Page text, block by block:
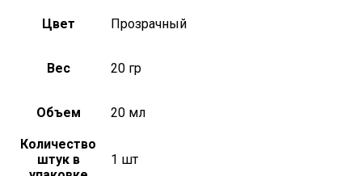
Цвет Прозрачный
Вес 20 гр
Объем 20 мл
Количество
штук в
1 шт